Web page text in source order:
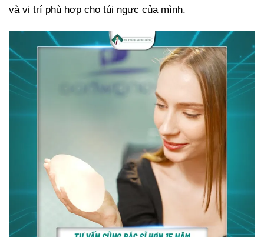
và vị trí phù hợp cho túi ngực của mình.